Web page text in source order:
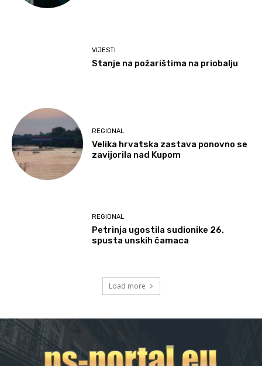
VIJESTI
Stanje na požarištima na priobalju
REGIONAL
Velika hrvatska zastava ponovno se
zavijorila nad Kupom
REGIONAL
Petrinja ugostila sudionike 26.
spusta unskih čamaca
Load more